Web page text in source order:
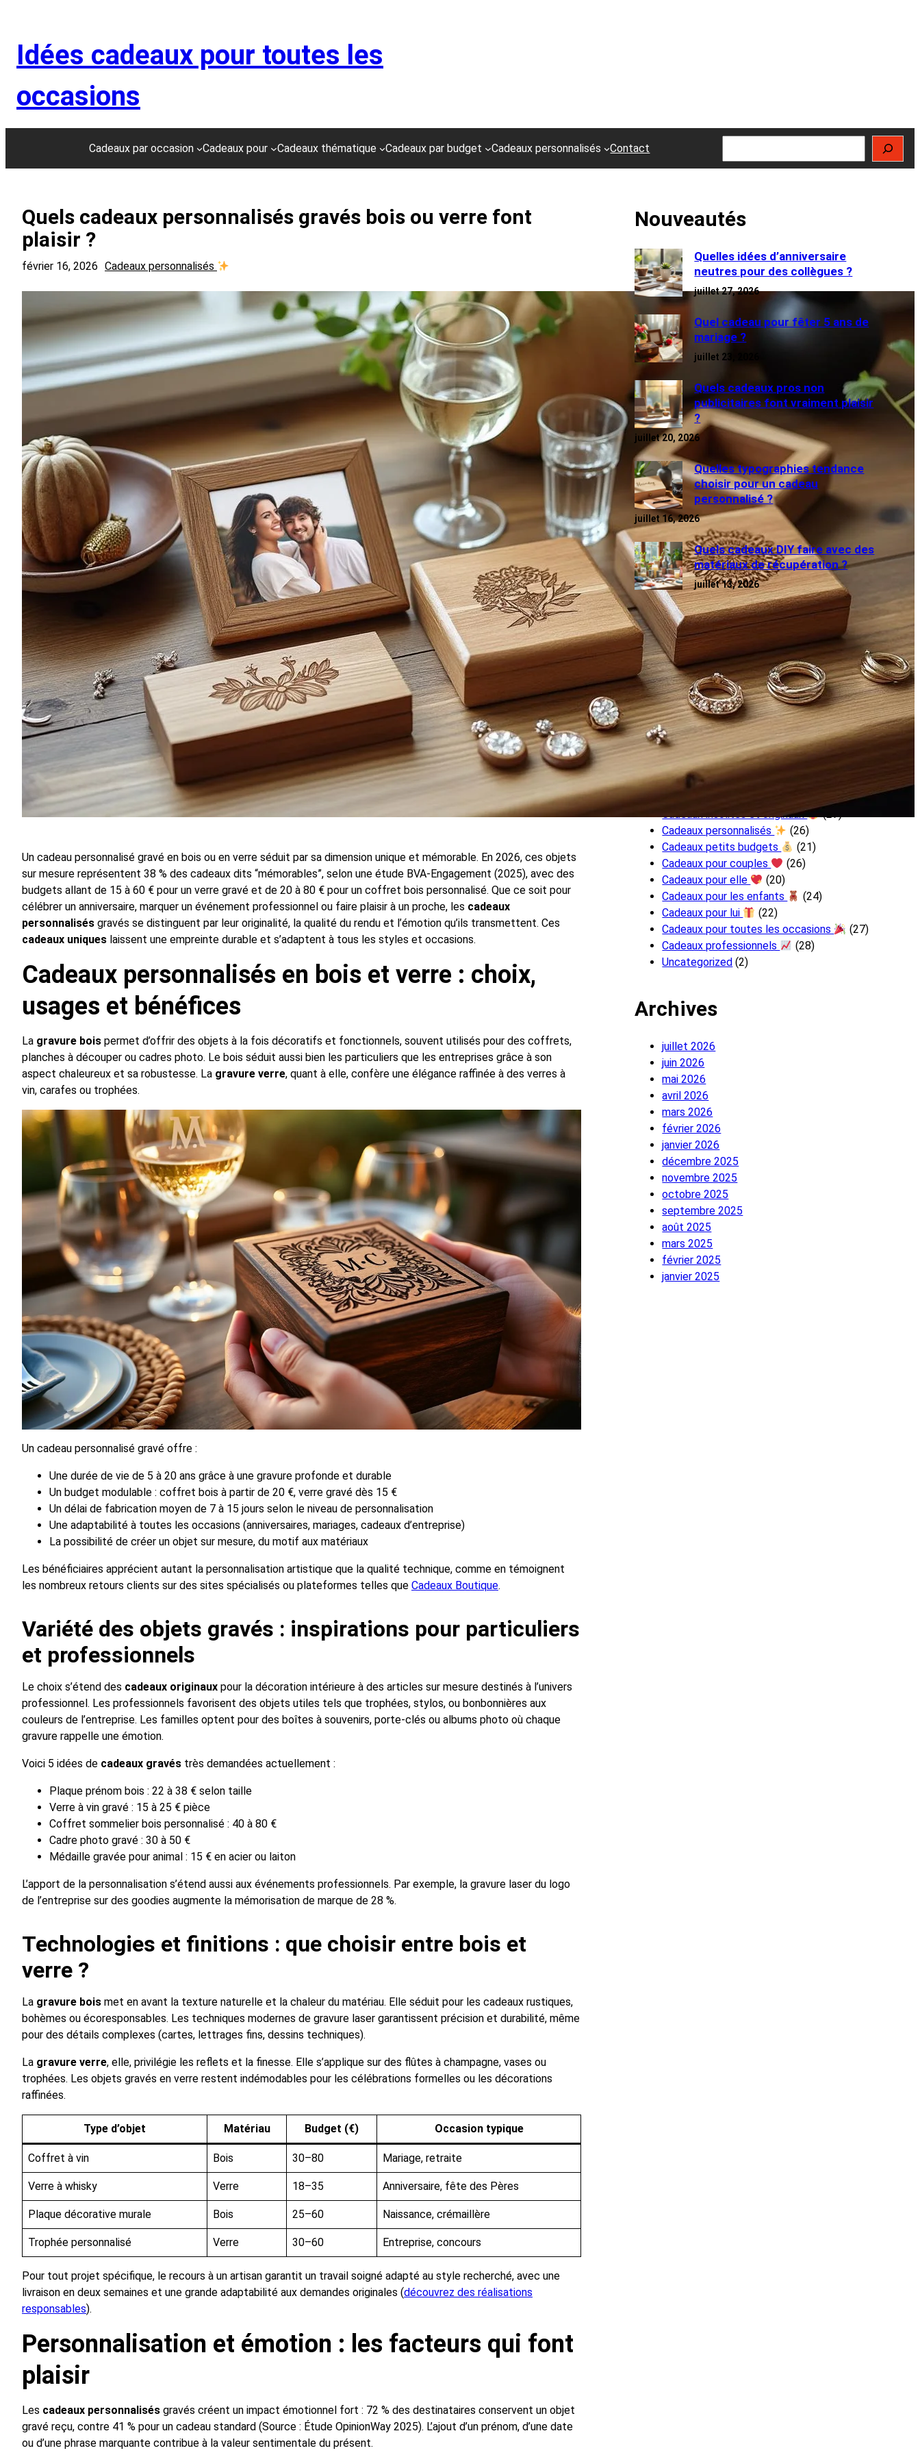
contenu
Idées cadeaux pour toutes les
occasions
Cadeaux par occasion Cadeaux pour Cadeaux thématique Cadeaux par budget Cadeaux personnalisés Contact
Quels cadeaux personnalisés gravés bois ou verre font
plaisir ?
février 16, 2026 Cadeaux personnalisés
Un cadeau personnalisé gravé en bois ou en verre séduit par sa dimension unique et mémorable. En 2026, ces objets
sur mesure représentent 38 % des cadeaux dits “mémorables”, selon une étude BVA-Engagement (2025), avec des
budgets allant de 15 à 60 € pour un verre gravé et de 20 à 80 € pour un coffret bois personnalisé. Que ce soit pour
célébrer un anniversaire, marquer un événement professionnel ou faire plaisir à un proche, les cadeaux
personnalisés gravés se distinguent par leur originalité, la qualité du rendu et l’émotion qu’ils transmettent. Ces
cadeaux uniques laissent une empreinte durable et s’adaptent à tous les styles et occasions.
Cadeaux personnalisés en bois et verre : choix,
usages et bénéfices
La gravure bois permet d’offrir des objets à la fois décoratifs et fonctionnels, souvent utilisés pour des coffrets,
planches à découper ou cadres photo. Le bois séduit aussi bien les particuliers que les entreprises grâce à son
aspect chaleureux et sa robustesse. La gravure verre, quant à elle, confère une élégance raffinée à des verres à
vin, carafes ou trophées.
Un cadeau personnalisé gravé offre :
Une durée de vie de 5 à 20 ans grâce à une gravure profonde et durable
Un budget modulable : coffret bois à partir de 20 €, verre gravé dès 15 €
Un délai de fabrication moyen de 7 à 15 jours selon le niveau de personnalisation
Une adaptabilité à toutes les occasions (anniversaires, mariages, cadeaux d’entreprise)
La possibilité de créer un objet sur mesure, du motif aux matériaux
Les bénéficiaires apprécient autant la personnalisation artistique que la qualité technique, comme en témoignent
les nombreux retours clients sur des sites spécialisés ou plateformes telles que Cadeaux Boutique.
Variété des objets gravés : inspirations pour particuliers
et professionnels
Le choix s’étend des cadeaux originaux pour la décoration intérieure à des articles sur mesure destinés à l’univers
professionnel. Les professionnels favorisent des objets utiles tels que trophées, stylos, ou bonbonnières aux
couleurs de l’entreprise. Les familles optent pour des boîtes à souvenirs, porte-clés ou albums photo où chaque
gravure rappelle une émotion.
Voici 5 idées de cadeaux gravés très demandées actuellement :
Plaque prénom bois : 22 à 38 € selon taille
Verre à vin gravé : 15 à 25 € pièce
Coffret sommelier bois personnalisé : 40 à 80 €
Cadre photo gravé : 30 à 50 €
Médaille gravée pour animal : 15 € en acier ou laiton
L’apport de la personnalisation s’étend aussi aux événements professionnels. Par exemple, la gravure laser du logo
de l’entreprise sur des goodies augmente la mémorisation de marque de 28 %.
Technologies et finitions : que choisir entre bois et
verre ?
La gravure bois met en avant la texture naturelle et la chaleur du matériau. Elle séduit pour les cadeaux rustiques,
bohèmes ou écoresponsables. Les techniques modernes de gravure laser garantissent précision et durabilité, même
pour des détails complexes (cartes, lettrages fins, dessins techniques).
La gravure verre, elle, privilégie les reflets et la finesse. Elle s’applique sur des flûtes à champagne, vases ou
trophées. Les objets gravés en verre restent indémodables pour les célébrations formelles ou les décorations
raffinées.
Type d’objet Matériau Budget (€) Occasion typique
Coffret à vin Bois 30–80 Mariage, retraite
Verre à whisky Verre 18–35 Anniversaire, fête des Pères
Plaque décorative murale Bois 25–60 Naissance, crémaillère
Trophée personnalisé Verre 30–60 Entreprise, concours
Pour tout projet spécifique, le recours à un artisan garantit un travail soigné adapté au style recherché, avec une
livraison en deux semaines et une grande adaptabilité aux demandes originales (découvrez des réalisations
responsables).
Personnalisation et émotion : les facteurs qui font
plaisir
Les cadeaux personnalisés gravés créent un impact émotionnel fort : 72 % des destinataires conservent un objet
gravé reçu, contre 41 % pour un cadeau standard (Source : Étude OpinionWay 2025). L’ajout d’un prénom, d’une date
ou d’une phrase marquante contribue à la valeur sentimentale du présent.
Nouveautés
Quelles idées d’anniversaire
neutres pour des collègues ?
juillet 27, 2026
Quel cadeau pour fêter 5 ans de
mariage ?
juillet 23, 2026
Quels cadeaux pros non
publicitaires font vraiment plaisir
?
juillet 20, 2026
Quelles typographies tendance
choisir pour un cadeau
personnalisé ?
juillet 16, 2026
Quels cadeaux DIY faire avec des
matériaux de récupération ?
juillet 13, 2026
Catégories
Cadeaux bien-être et relaxation
(24)
Cadeaux d’anniversaire
(26)
Cadeaux de luxe
(21)
Cadeaux de mariage
(30)
Cadeaux de Noël
(30)
Cadeaux DIY
(25)
Cadeaux écoresponsables
Cadeaux gourmands
(26)
Cadeaux insolites et originaux
(27)
Cadeaux personnalisés
(26)
Cadeaux petits budgets
(21)
Cadeaux pour couples
(26)
Cadeaux pour elle
(20)
Cadeaux pour les enfants
(24)
Cadeaux pour lui
(22)
Cadeaux pour toutes les occasions
(27)
Cadeaux professionnels
(28)
Uncategorized (2)
Archives
juillet 2026
juin 2026
mai 2026
avril 2026
mars 2026
février 2026
janvier 2026
décembre 2025
novembre 2025
octobre 2025
septembre 2025
août 2025
mars 2025
février 2025
janvier 2025